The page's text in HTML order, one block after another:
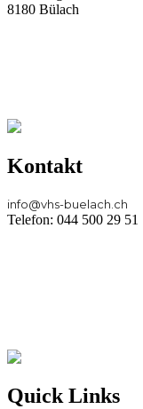
8180 Bülach
Kontakt
info@vhs-buelach.ch
Telefon: 044 500 29 51
Quick Links